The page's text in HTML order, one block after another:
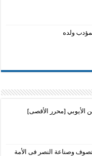
ولده
الأيوبي [محرر الأقصى]
وصناعة النصر فى الأمة